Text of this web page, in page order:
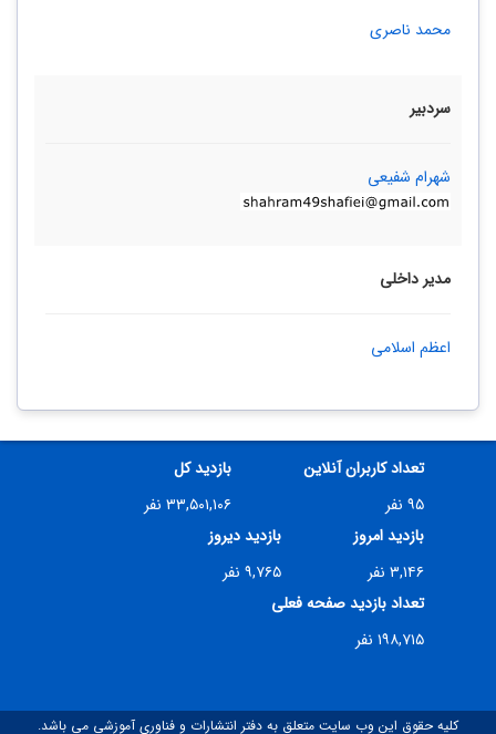
محمد ناصری
سردبیر
شهرام شفیعی
مدیر داخلی
اعظم اسلامی
تعداد کاربران آنلاین
۹۵ نفر
بازدید کل
۳۳,۵۰۱,۱۰۶ نفر
بازدید امروز
۳,۱۴۶ نفر
بازدید دیروز
۹,۷۶۵ نفر
تعداد بازدید صفحه فعلی
۱۹۸,۷۱۵ نفر
کلیه حقوق این وب سایت متعلق به دفتر انتشارات و فناوری آموزشی می باشد.